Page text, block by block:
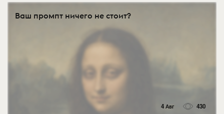
Ваш промпт ничего не стоит?
4 Авг 430